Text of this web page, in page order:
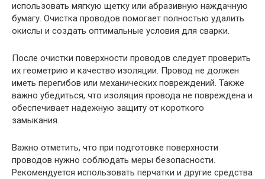
использовать мягкую щетку или абразивную наждачную
бумагу. Очистка проводов помогает полностью удалить
окислы и создать оптимальные условия для сварки.
После очистки поверхности проводов следует проверить
их геометрию и качество изоляции. Провод не должен
иметь перегибов или механических повреждений. Также
важно убедиться, что изоляция провода не повреждена и
обеспечивает надежную защиту от короткого
замыкания.
Важно отметить, что при подготовке поверхности
проводов нужно соблюдать меры безопасности.
Рекомендуется использовать перчатки и другие средства